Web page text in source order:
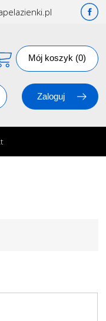
Mój koszyk (0)